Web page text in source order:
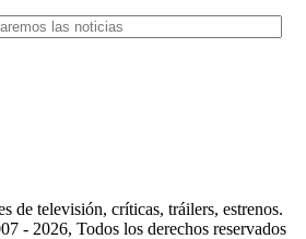
de televisión, críticas, tráilers, estrenos.
- 2026, Todos los derechos reservados